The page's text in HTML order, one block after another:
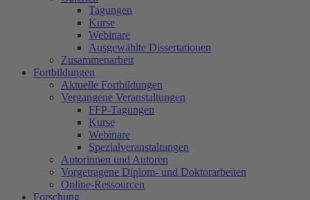
Tagungen
Kurse
Webinare
Ausgewählte Dissertationen
Zusammenarbeit
Fortbildungen
Aktuelle Fortbildungen
Vergangene Veranstaltungen
FFP-Tagungen
Kurse
Webinare
Spezialveranstaltungen
Autorinnen und Autoren
Vorgetragene Diplom- und Doktorarbeiten
Online-Ressourcen
Forschung